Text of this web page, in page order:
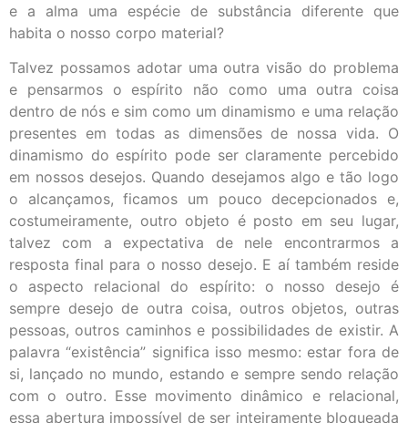
e a alma uma espécie de substância diferente que
habita o nosso corpo material?
Talvez possamos adotar uma outra visão do problema
e pensarmos o espírito não como uma outra coisa
dentro de nós e sim como um dinamismo e uma relação
presentes em todas as dimensões de nossa vida. O
dinamismo do espírito pode ser claramente percebido
em nossos desejos. Quando desejamos algo e tão logo
o alcançamos, ficamos um pouco decepcionados e,
costumeiramente, outro objeto é posto em seu lugar,
talvez com a expectativa de nele encontrarmos a
resposta final para o nosso desejo. E aí também reside
o aspecto relacional do espírito: o nosso desejo é
sempre desejo de outra coisa, outros objetos, outras
pessoas, outros caminhos e possibilidades de existir. A
palavra “existência” significa isso mesmo: estar fora de
si, lançado no mundo, estando e sempre sendo relação
com o outro. Esse movimento dinâmico e relacional,
essa abertura impossível de ser inteiramente bloqueada